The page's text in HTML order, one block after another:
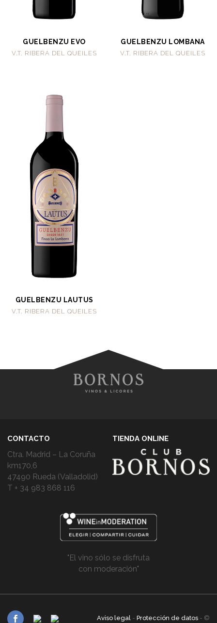
GUELBENZU EVO
V.T. RIBERA DEL QUEILES
GUELBENZU LOMBANA
V.T. RIBERA DEL QUEILES
GUELBENZU LAUTUS
V.T. RIBERA DEL QUEILES
CONTACTO
Ctra. Madrid – La Coruña
km170,6
47490 Rueda (Valladolid)
T + 34 983 868 116
TIENDA ONLINE
"El vino sólo se disfruta
con moderación"
Aviso legal - Protección de datos - ©